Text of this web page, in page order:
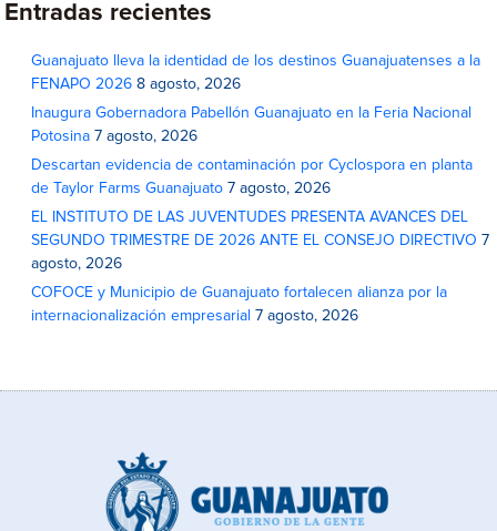
Entradas recientes
Guanajuato lleva la identidad de los destinos Guanajuatenses a la
FENAPO 2026 8 agosto, 2026
Inaugura Gobernadora Pabellón Guanajuato en la Feria Nacional
Potosina 7 agosto, 2026
Descartan evidencia de contaminación por Cyclospora en planta
de Taylor Farms Guanajuato 7 agosto, 2026
EL INSTITUTO DE LAS JUVENTUDES PRESENTA AVANCES DEL
SEGUNDO TRIMESTRE DE 2026 ANTE EL CONSEJO DIRECTIVO 7
agosto, 2026
COFOCE y Municipio de Guanajuato fortalecen alianza por la
internacionalización empresarial 7 agosto, 2026